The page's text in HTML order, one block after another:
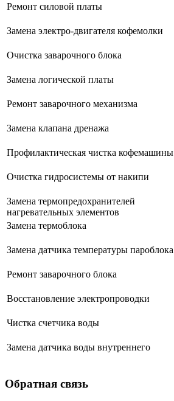
Ремонт силовой платы
Замена электро-двигателя кофемолки
Очистка заварочного блока
Замена логической платы
Ремонт заварочного механизма
Замена клапана дренажа
Профилактическая чистка кофемашины
Очистка гидросистемы от накипи
Замена термопредохранителей
нагревательных элементов
Замена термоблока
Замена датчика температуры пароблока
Ремонт заварочного блока
Восстановление электропроводки
Чистка счетчика воды
Замена датчика воды внутреннего
Обратная связь